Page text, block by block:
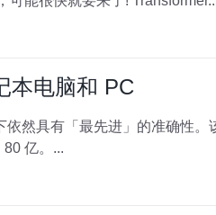
本电脑和 PC
然具有「最先进」的准确性。
亿。...